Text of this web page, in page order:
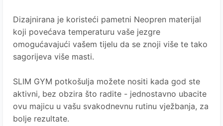
Dizajnirana je koristeći pametni Neopren materijal
koji povećava temperaturu vaše jezgre
omogućavajući vašem tijelu da se znoji više te tako
sagorijeva više masti.
SLIM GYM potkošulja možete nositi kada god ste
aktivni, bez obzira što radite - jednostavno ubacite
ovu majicu u vašu svakodnevnu rutinu vježbanja, za
bolje rezultate.